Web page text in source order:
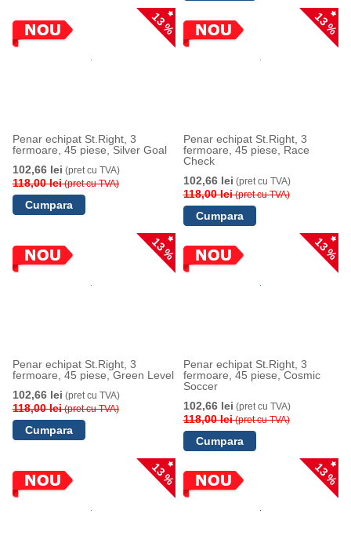
13 %
Penar echipat St.Right, 3
fermoare, 45 piese, Silver Goal
102,66 lei (pret cu TVA)
118,00 lei(pret cu TVA)
13 %
Penar echipat St.Right, 3
fermoare, 45 piese, Race
Check
102,66 lei (pret cu TVA)
118,00 lei(pret cu TVA)
13 %
Penar echipat St.Right, 3
fermoare, 45 piese, Green Level
102,66 lei (pret cu TVA)
118,00 lei(pret cu TVA)
13 %
Penar echipat St.Right, 3
fermoare, 45 piese, Cosmic
Soccer
102,66 lei (pret cu TVA)
118,00 lei(pret cu TVA)
13 % 13 %